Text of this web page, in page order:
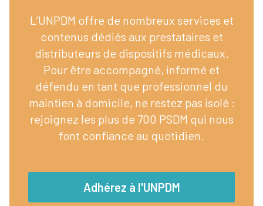
L’UNPDM offre de nombreux services et
contenus dédiés aux prestataires et
distributeurs de dispositifs médicaux.
Pour être accompagné, informé et
défendu en tant que professionnel du
maintien à domicile, ne restez pas isolé :
rejoignez les plus de 700 PSDM qui nous
font confiance au quotidien.
Adhérez à l'UNPDM